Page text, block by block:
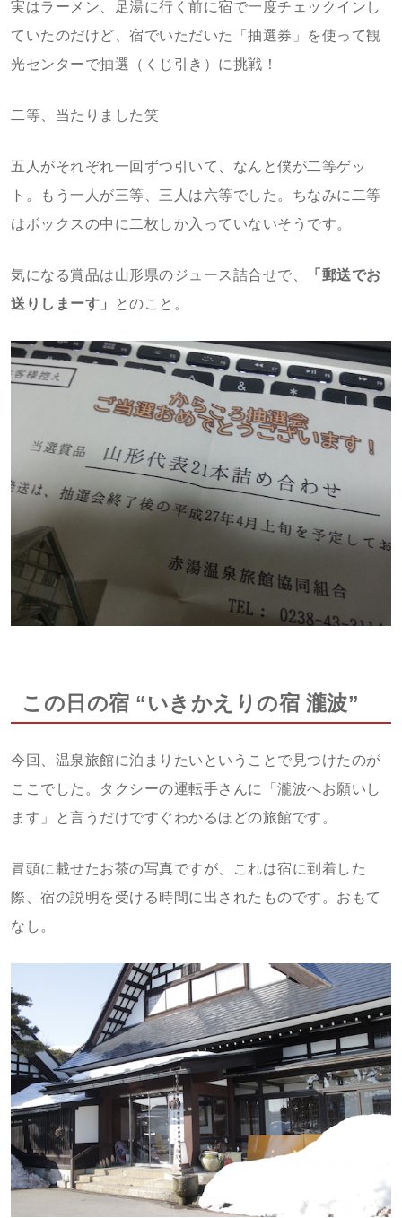
実はラーメン、足湯に行く前に宿で一度チェックインし
ていたのだけど、宿でいただいた「抽選券」を使って観
光センターで抽選（くじ引き）に挑戦！
二等、当たりました笑
五人がそれぞれ一回ずつ引いて、なんと僕が二等ゲッ
ト。もう一人が三等、三人は六等でした。ちなみに二等
はボックスの中に二枚しか入っていないそうです。
気になる賞品は山形県のジュース詰合せで、
「郵送でお
送りしまーす」
とのこと。
この日の宿 “いきかえりの宿 瀧波”
今回、温泉旅館に泊まりたいということで見つけたのが
ここでした。タクシーの運転手さんに「瀧波へお願いし
ます」と言うだけですぐわかるほどの旅館です。
冒頭に載せたお茶の写真ですが、これは宿に到着した
際、宿の説明を受ける時間に出されたものです。おもて
なし。